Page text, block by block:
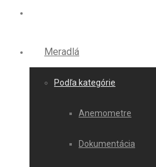
Meradlá
Podľa kategórie
Anemometre
Dokumentácia